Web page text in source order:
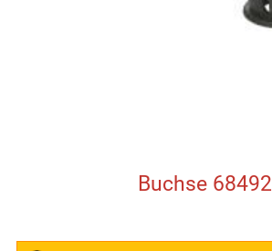
Buchse 68492